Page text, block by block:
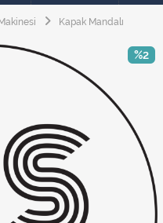
MakinesiKapak Mandalı
%2